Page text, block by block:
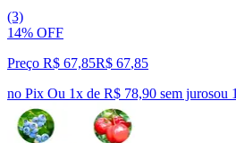
(3)
14% OFF
Preço R$ 67,85R$ 67,85
no Pix Ou 1x de R$ 78,90 sem jurosou 1